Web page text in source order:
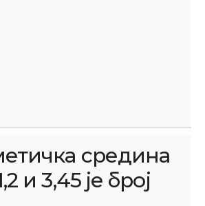
средина
и 3,45 је број